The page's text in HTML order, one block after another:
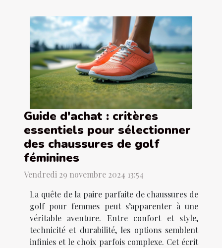
Guide d'achat : critères
essentiels pour sélectionner
des chaussures de golf
féminines
Vendredi 29 novembre 2024 13:54
La quête de la paire parfaite de chaussures de
golf pour femmes peut s’apparenter à une
véritable aventure. Entre confort et style,
technicité et durabilité, les options semblent
infinies et le choix parfois complexe. Cet écrit